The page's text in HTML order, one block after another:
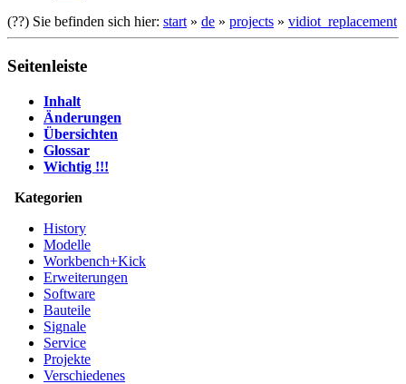
(??) Sie befinden sich hier: start » de » projects » vidiot_replacement
Seitenleiste
Inhalt
Änderungen
Übersichten
Glossar
Wichtig !!!
Kategorien
History
Modelle
Workbench+Kick
Erweiterungen
Software
Bauteile
Signale
Service
Projekte
Verschiedenes